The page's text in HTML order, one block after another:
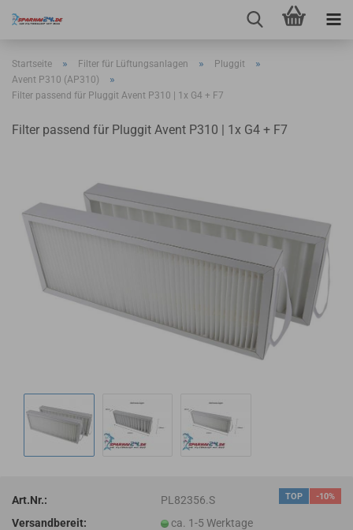
Startseite » Filter für Lüftungsanlagen » Pluggit »
Avent P310 (AP310) »
Filter passend für Pluggit Avent P310 | 1x G4 + F7
Filter passend für Pluggit Avent P310 | 1x G4 + F7
TOP -10%
Art.Nr.:
PL82356.S
Versandbereit:
ca. 1-5 Werktage